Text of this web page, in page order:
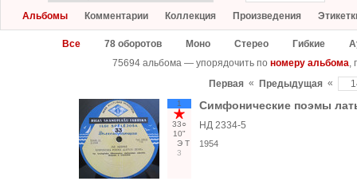
Альбомы Комментарии Коллекция Произведения
Все 78 оборотов Моно Стерео Гибкие
75694 альбома — упорядочить по номеру альбома,
Первая « Предыдущая «
1
33○
10"
Э Т
3
Симфонические поэмы
НД 2334-5
1954